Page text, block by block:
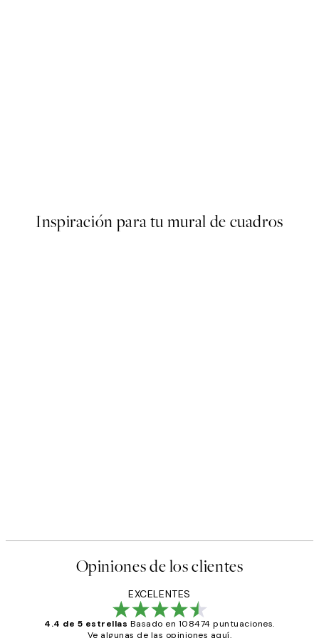
Inspiración para tu mural de cuadros
Opiniones de los clientes
EXCELENTES
4.4 de 5 estrellas Basado en 108474 puntuaciones.
Ve algunas de las opiniones aquí.